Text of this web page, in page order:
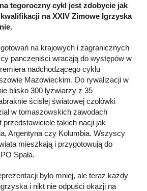
tegoroczny cykl jest zdobycie jak
na XXIV Zimowe Igrzyska
na krajowych i zagranicznych
panczeniści wracają do występów w
nadchodzącego cyklu
Mazowieckim. Do rywalizacji w
blisko 300 łyżwiarzy z 35
ścisłej światowej czołówki
w tomaszowskich zawodach
przedstawiciele takich nacji jak
Argentyna czy Kolumbia. Wszyscy
mieszkają i przygotowują do
Spała.
było mniej, ale teraz każdy
i nikt nie odpuści okazji na